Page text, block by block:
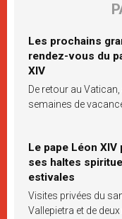
Les prochains
rendez-vous du
XIV
De retour au
semaines de
Le pape Léon
ses haltes
estivales
Visites privées du
Vallepietra et de